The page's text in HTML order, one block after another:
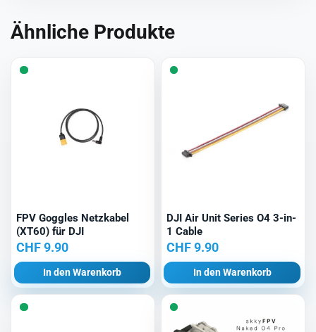
Ähnliche Produkte
FPV Goggles Netzkabel
(XT60) für DJI
CHF9.90
In den Warenkorb
DJI Air Unit Series O4 3-in-
1 Cable
CHF9.90
In den Warenkorb